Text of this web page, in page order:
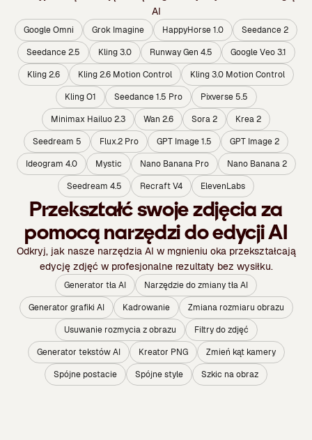
AI
Google Omni Grok Imagine HappyHorse 1.0
Seedance 2
Seedance 2.5
Kling 3.0 Runway Gen 4.5
Google Veo 3.1
Kling 2.6
Kling 2.6 Motion Control
Kling 3.0 Motion Control
Kling O1
Seedance 1.5 Pro
Pixverse 5.5
Minimax Hailuo 2.3
Wan 2.6 Sora 2
Krea 2
Seedream 5
Flux.2 Pro GPT Image 1.5
GPT Image 2
Ideogram 4.0
Mystic Nano Banana Pro
Nano Banana 2
Seedream 4.5
Recraft V4 ElevenLabs
Przekształć swoje zdjęcia za
pomocą narzędzi do edycji AI
Odkryj, jak nasze narzędzia AI w mgnieniu oka przekształcają
edycję zdjęć w profesjonalne rezultaty bez wysiłku.
Generator tła AI
Narzędzie do zmiany tła AI
Generator grafiki AI
Kadrowanie
Zmiana rozmiaru obrazu
Usuwanie rozmycia z obrazu
Filtry do zdjęć
Generator tekstów AI
Kreator PNG
Zmień kąt kamery
Spójne postacie
Spójne style Szkic na obraz